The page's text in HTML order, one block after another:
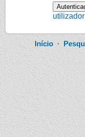
Início·